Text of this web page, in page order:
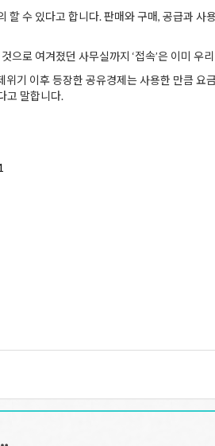
수 있다고 합니다. 판매와 구매, 공급과 사
으로 여겨졌던 사무실까지 ‘접속’은 이미 우
기 이후 등장한 공유경제는 사용한 만큼
고 말합니다.